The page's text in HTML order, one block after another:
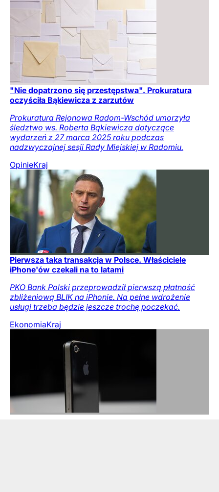
"Nie dopatrzono się przestępstwa". Prokuratura
oczyściła Bąkiewicza z zarzutów
Prokuratura Rejonowa Radom-Wschód umorzyła
śledztwo ws. Roberta Bąkiewicza dotyczące
wydarzeń z 27 marca 2025 roku podczas
nadzwyczajnej sesji Rady Miejskiej w Radomiu.
OpinieKraj
Pierwsza taka transakcja w Polsce. Właściciele
iPhone'ów czekali na to latami
PKO Bank Polski przeprowadził pierwszą płatność
zbliżeniową BLIK na iPhonie. Na pełne wdrożenie
usługi trzeba będzie jeszcze trochę poczekać.
EkonomiaKraj